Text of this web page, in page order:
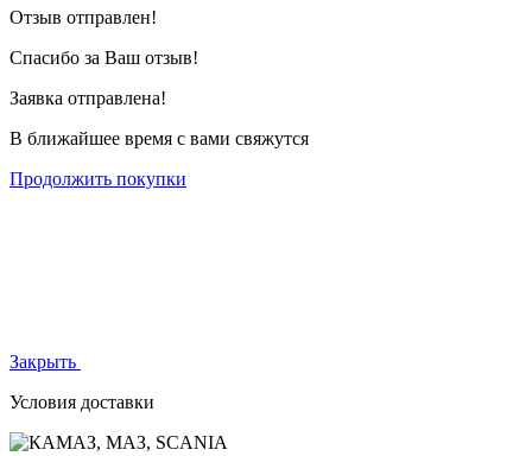
Отзыв отправлен!
Спасибо за Ваш отзыв!
Заявка отправлена!
В ближайшее время с вами свяжутся
Продолжить покупки
Закрыть
Условия доставки